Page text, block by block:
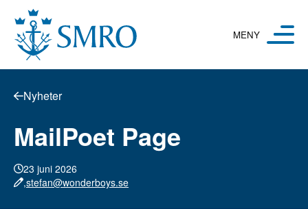
Hoppa till innehåll
Nyheter
MailPoet Page
23 juni 2026
,stefan@wonderboys.se